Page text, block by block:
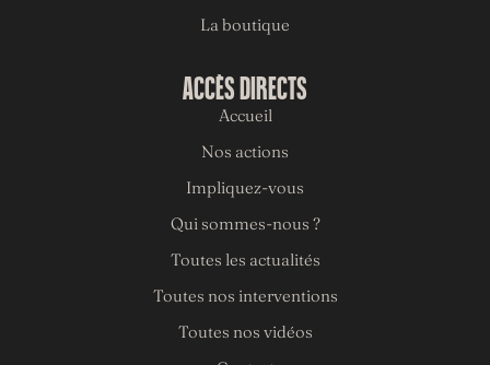
ACCÈS DIRECTS
Accueil
Nos actions
Impliquez-vous
Qui sommes-nous ?
Toutes les actualités
Toutes nos interventions
Toutes nos vidéos
La boutique